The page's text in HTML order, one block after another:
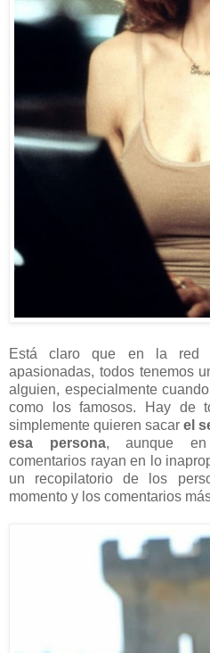
Está claro que en la red
apasionadas, todos tenemos
alguien, especialmente
como los famosos. Hay de
simplemente quieren sacar el
esa persona, aunque en
comentarios rayan en lo
un recopilatorio de los
momento y los comentarios